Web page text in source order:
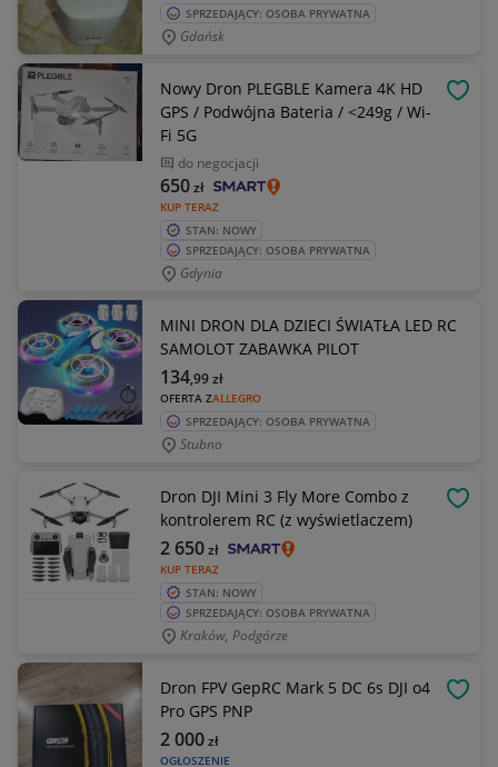
SPRZEDAJĄCY: OSOBA PRYWATNA
Gdańsk
Nowy Dron PLEGBLE Kamera 4K HD
GPS / Podwójna Bateria / <249g / Wi-
Fi 5G
do negocjacji
KUP TERAZ
650zł
STAN: NOWY
SPRZEDAJĄCY: OSOBA PRYWATNA
Gdynia
MINI DRON DLA DZIECI ŚWIATŁA LED RC
SAMOLOT ZABAWKA PILOT
OFERTA ZALLEGRO
134,99zł
SPRZEDAJĄCY: OSOBA PRYWATNA
Stubno
Dron DJI Mini 3 Fly More Combo z
kontrolerem RC (z wyświetlaczem)
KUP TERAZ
2 650zł
STAN: NOWY
SPRZEDAJĄCY: OSOBA PRYWATNA
Kraków, Podgórze
Dron FPV GepRC Mark 5 DC 6s DJI o4
Pro GPS PNP
OGŁOSZENIE
2 000zł